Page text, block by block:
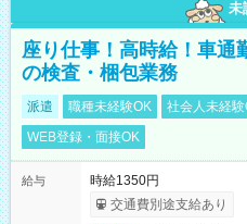
未
座り仕事！高時給！車通
の検査・梱包業務
派遣 職種未経験OK 社会人未経験
WEB登録・面接OK
給与
時給1350円
交通費別途支給あり